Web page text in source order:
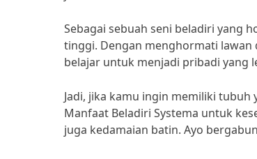
Sebagai sebuah seni beladiri yang
tinggi. Dengan menghormati lawan
belajar untuk menjadi pribadi yang
Jadi, jika kamu ingin memiliki tubuh
Manfaat Beladiri Systema untuk
juga kedamaian batin. Ayo